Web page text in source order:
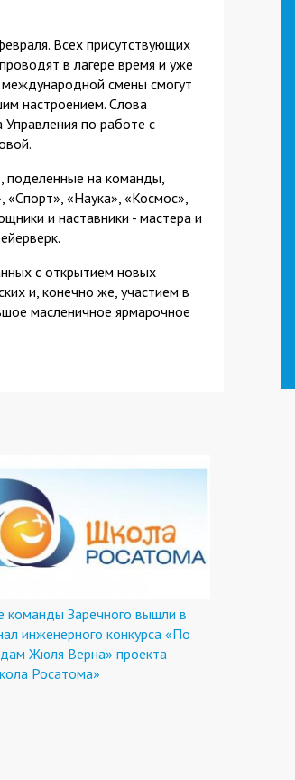
Всех присутствующих
в лагере время и уже
международной смены смогут
настроением. Слова
по работе с
на команды,
«Наука», «Космос»,
и наставники - мастера и
с открытием новых
и, конечно же, участием в
масленичное ярмарочное
команды Заречного вышли в
инженерного конкурса «По
Жюля Верна» проекта
Росатома»